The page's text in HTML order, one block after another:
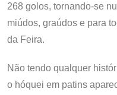
268 golos, tornando-se
miúdos, graúdos e para
da Feira.
Não tendo qualquer
o hóquei em patins